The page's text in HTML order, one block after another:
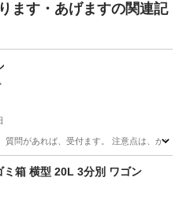
ます・あげますの関連記
質問があれば、受付ます。 注意点は、か
ミ箱 横型 20L 3分別 ワゴン